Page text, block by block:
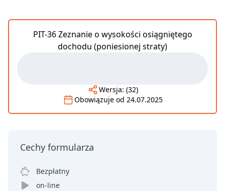
PIT-36 Zeznanie o wysokości osiągniętego
dochodu (poniesionej straty)
Wersja: (32)
Obowiązuje od 24.07.2025
Cechy formularza
Bezpłatny
on-line